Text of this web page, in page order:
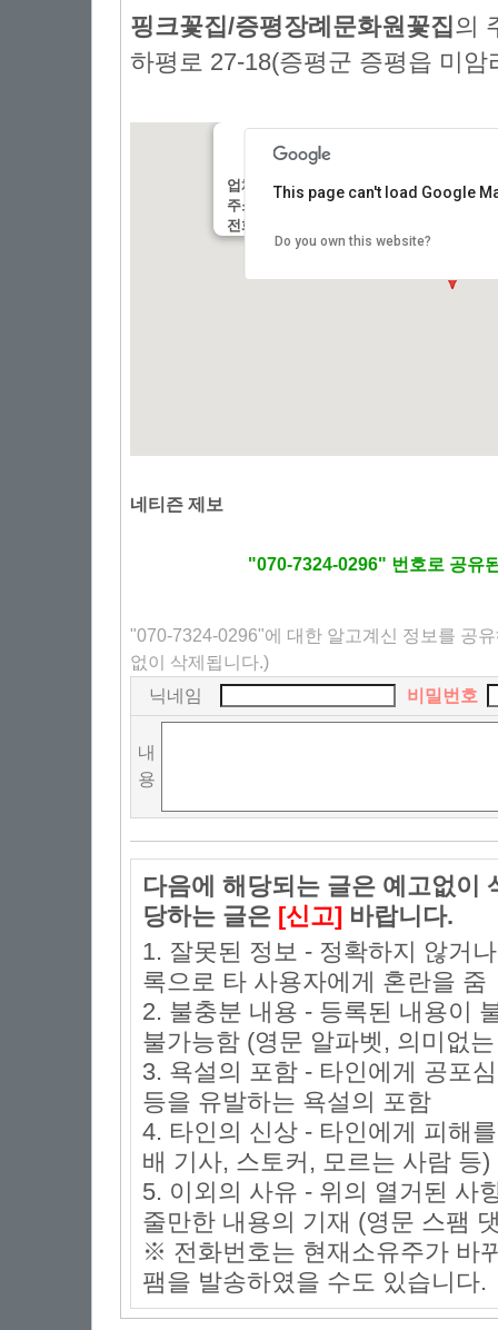
핑크꽃집/증평장례문화원꽃집의
하평로 27-18(증평군 증평읍 미암
업체명::핑크꽃집/증평장례문화원꽃집
주소:
: 충북 증평군 증평읍 하평로 27-18(
전화번호:
This page can't load Google
Do you own this website?
네티즌 제보
"070-7324-0296" 번호로 공유
"070-7324-0296"에 대한 알고계신 정보를 공
없이 삭제됩니다.)
닉네임
비밀번호
내
용
다음에 해당되는 글은 예고없이
당하는 글은 [신고] 바랍니다.
1. 잘못된 정보 - 정확하지 않거
록으로 타 사용자에게 혼란을 줌
2. 불충분 내용 - 등록된 내용이
불가능함 (영문 알파벳, 의미없
3. 욕설의 포함 - 타인에게 공포
등을 유발하는 욕설의 포함
4. 타인의 신상 - 타인에게 피해
배 기사, 스토커, 모르는 사람 등)
5. 이외의 사유 - 위의 열거된 사
줄만한 내용의 기재 (영문 스팸
※ 전화번호는 현재소유주가 바
팸을 발송하였을 수도 있습니다.